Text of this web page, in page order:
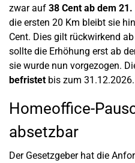
zwar auf 38 Cent ab dem
die ersten 20 Km bleibt sie
Cent. Dies gilt rückwirkend
sollte die Erhöhung erst ab
sie wurde nun vorgezogen.
befristetbis zum 31.12.2026.
Homeoffice-
absetzbar
Der Gesetzgeber hat die